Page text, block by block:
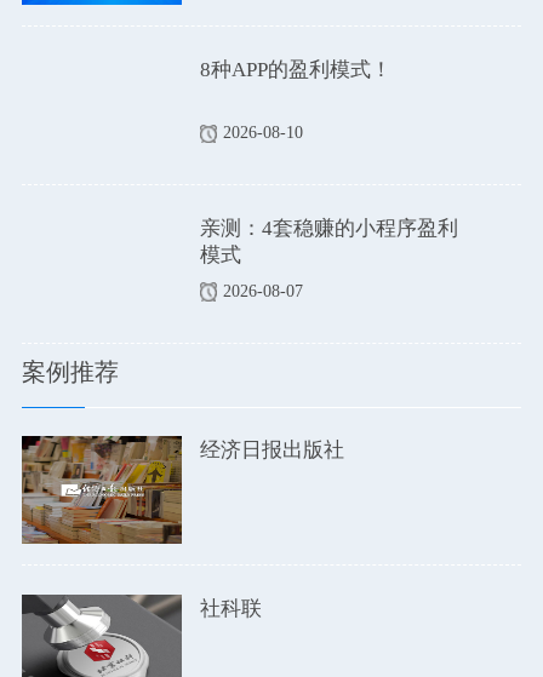
8种APP的盈利模式！
2026-08-10
亲测：4套稳赚的小程序盈利
模式
2026-08-07
案例推荐
经济日报出版社
社科联